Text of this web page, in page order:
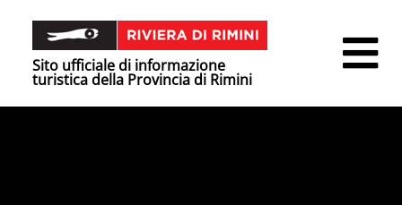
Sito ufficiale di informazione
turistica della Provincia di Rimini